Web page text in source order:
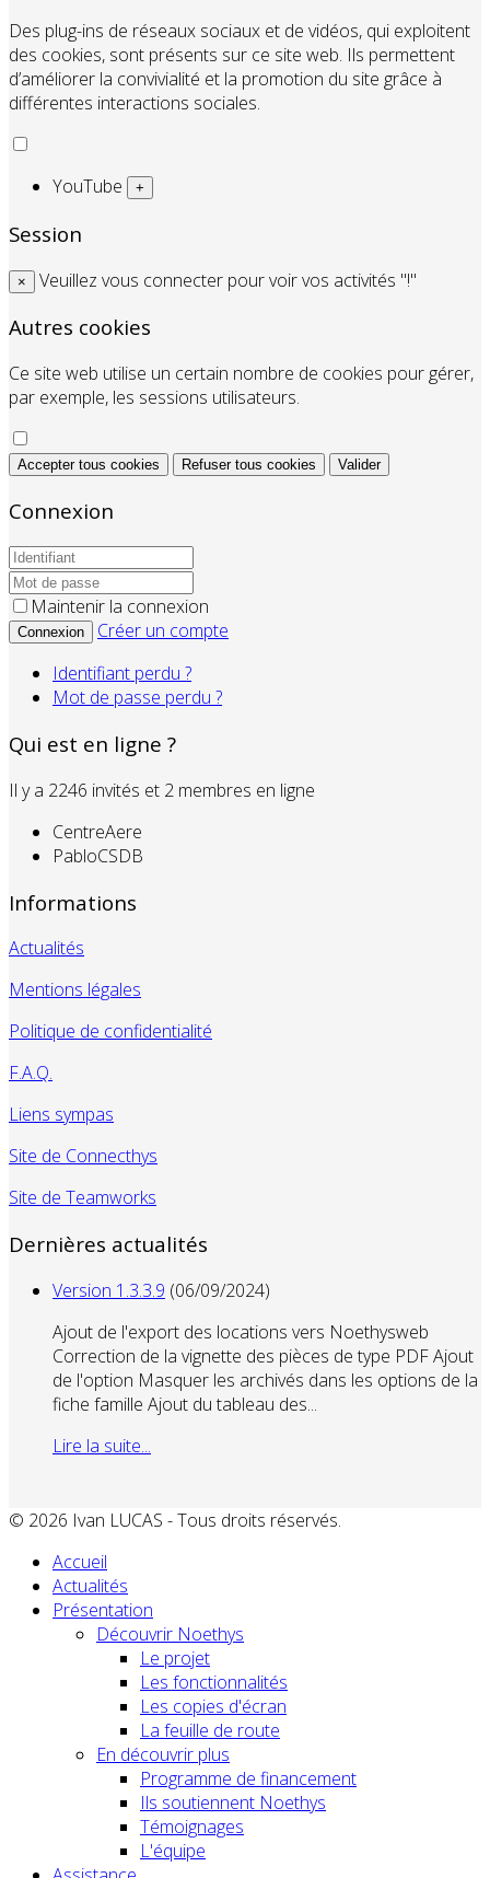
Des plug-ins de réseaux sociaux et de vidéos, qui exploitent
des cookies, sont présents sur ce site web. Ils permettent
d’améliorer la convivialité et la promotion du site grâce à
différentes interactions sociales.
YouTube +
Session
× Veuillez vous connecter pour voir vos activités "!"
Autres cookies
Ce site web utilise un certain nombre de cookies pour gérer,
par exemple, les sessions utilisateurs.
Accepter tous cookies Refuser tous cookies Valider
Connexion
Maintenir la connexion
Connexion
Créer un compte
Identifiant perdu ?
Mot de passe perdu ?
Qui est en ligne ?
Il y a 2246 invités et 2 membres en ligne
CentreAere
PabloCSDB
Informations
Actualités
Mentions légales
Politique de confidentialité
F.A.Q.
Liens sympas
Site de Connecthys
Site de Teamworks
Dernières actualités
Version 1.3.3.9 (06/09/2024)
Ajout de l'export des locations vers Noethysweb
Correction de la vignette des pièces de type PDF Ajout
de l'option Masquer les archivés dans les options de la
fiche famille Ajout du tableau des...
Lire la suite...
© 2026 Ivan LUCAS - Tous droits réservés.
Accueil
Actualités
Présentation
Découvrir Noethys
Le projet
Les fonctionnalités
Les copies d'écran
La feuille de route
En découvrir plus
Programme de financement
Ils soutiennent Noethys
Témoignages
L'équipe